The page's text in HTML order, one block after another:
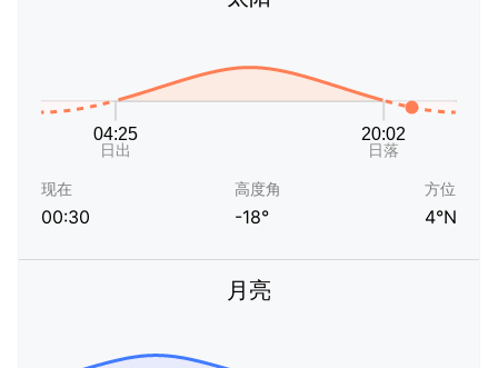
现在
00:30
高度角
-18°
方位
4°N
月亮